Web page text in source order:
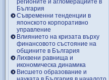
регионите и агломерациите в
България
Съвременни тенденции в
японското корпоративно
управление
Влиянието на кризата върху
финансовото състояние на
общините в България
Лихвени равнища и
икономическа динамика
Висшето образование и